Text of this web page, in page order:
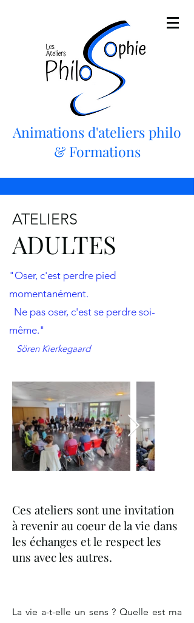
Animations d'ateliers philo
& Formations
ATELIERS
ADULTES
"Oser, c'est perdre pied
momentanément.
Ne pas oser, c'est se perdre soi-
même."
Sören Kierkegaard
Ces ateliers sont une invitation
à revenir au coeur de la vie dans
les échanges et le respect les
uns avec les autres.
La vie a-t-elle un sens ? Quelle est ma